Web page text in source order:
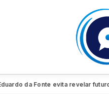
da Fonte evita revelar futuro de